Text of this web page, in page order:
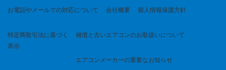
お電話やメールでの対応について 会社概要 個人情報保護方針
特定商取引法に基づく
表示
補償と古いエアコンのお取扱いについて
エアコンメーカーの重要なお知らせ